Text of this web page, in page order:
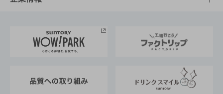
地域情報
サントリーサンバーズ大阪
サントリーが考えるサステナビリティ経営
企業概要